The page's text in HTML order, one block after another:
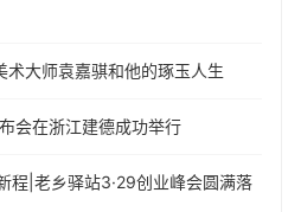
大师袁嘉骐和他的琢玉人生
会在浙江建德成功举行
程|老乡驿站3·29创业峰会圆满落